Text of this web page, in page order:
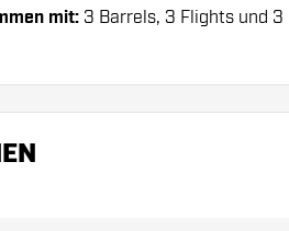
mit: 3 Barrels, 3 Flights und 3